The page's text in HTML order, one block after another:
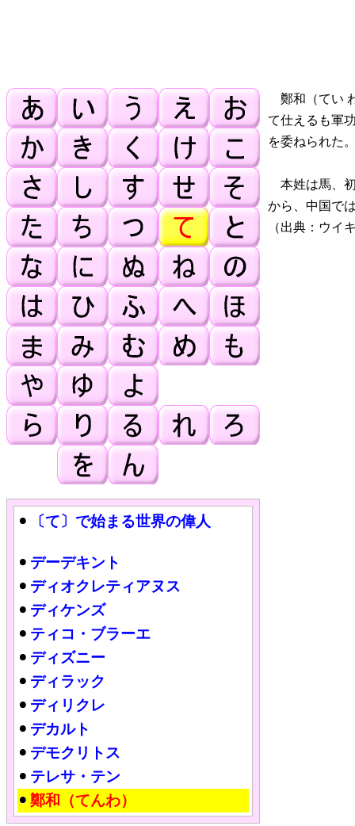
鄭和（てい
て仕えるも軍
を委ねられた
本姓は馬、
から、中国で
（出典：ウイ
〔て〕で始まる世界の偉人
デーデキント
ディオクレティアヌス
ディケンズ
ティコ・ブラーエ
ディズニー
ディラック
ディリクレ
デカルト
デモクリトス
テレサ・テン
鄭和（てんわ）